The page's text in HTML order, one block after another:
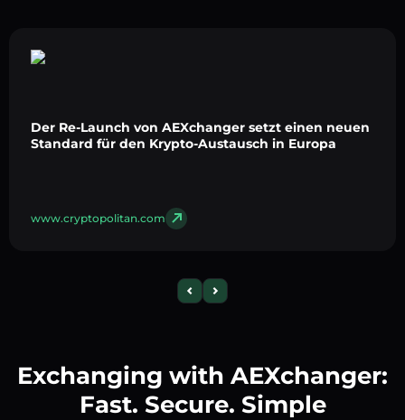
Der Re-Launch von AEXchanger setzt einen neuen
Standard für den Krypto-Austausch in Europa
www.cryptopolitan.com
Exchanging with AEXchanger:
Fast. Secure. Simple